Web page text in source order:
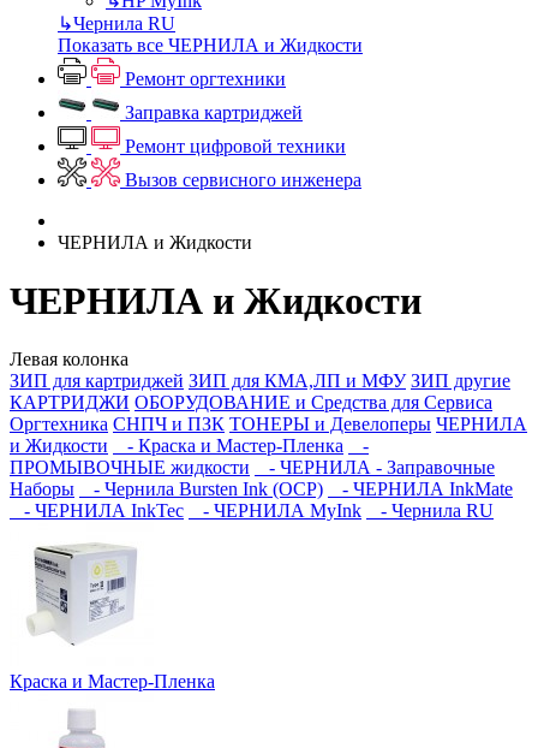
↳Чернила RU
Показать все ЧЕРНИЛА и Жидкости
Ремонт оргтехники
Заправка картриджей
Ремонт цифровой техники
Вызов сервисного инженера
ЧЕРНИЛА и Жидкости
ЧЕРНИЛА и Жидкости
Левая колонка
ЗИП для картриджей ЗИП для КМА,ЛП и МФУ ЗИП другие
КАРТРИДЖИ ОБОРУДОВАНИЕ и Средства для Сервиса
Оргтехника СНПЧ и ПЗК ТОНЕРЫ и Девелоперы ЧЕРНИЛА
и Жидкости
- Краска и Мастер-Пленка
-
ПРОМЫВОЧНЫЕ жидкости
- ЧЕРНИЛА - Заправочные
Наборы
- Чернила Bursten Ink (OCP)
- ЧЕРНИЛА InkMate
- ЧЕРНИЛА InkTec
- ЧЕРНИЛА MyInk - Чернила RU
Краска и Мастер-Пленка